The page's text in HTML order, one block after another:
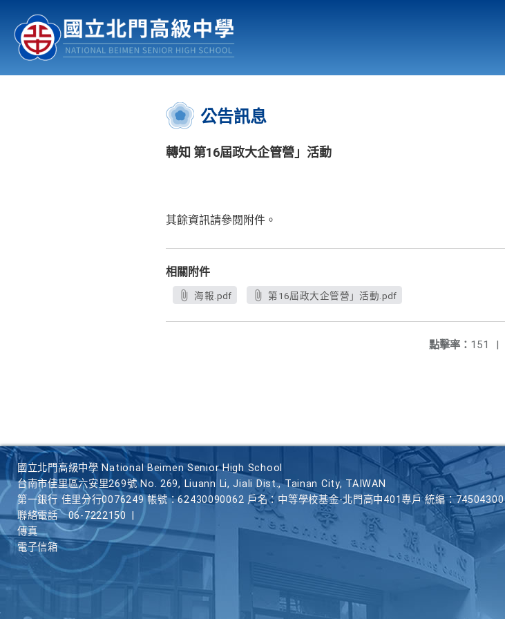
認識北中 行事曆
:::
公告訊息
轉知 第16屆政大企管營」活動
其餘資訊請參閱附件。
相關附件
海報.pdf 第16屆政大企管營」活動.pdf
點擊率： 151 |
國立北門高級中學 National Beimen Senior High School
台南市佳里區六安里269號 No. 269, Liuann Li, Jiali Dist., Tainan City, TAIWAN
第一銀行 佳里分行0076249 帳號：62430090062 戶名：中等學校基金-北門高中401專戶 統編：74504300
聯絡電話
06-7222150
傳真
電子信箱